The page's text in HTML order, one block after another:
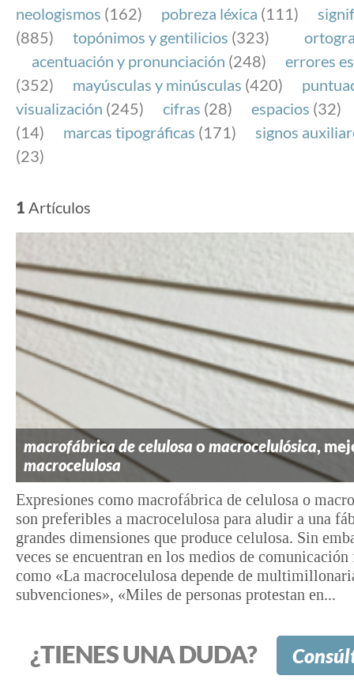
neologismos (162) pobreza léxica (111)
(885)
topónimos y gentilicios (323)
acentuación y pronunciación (248)
errores
(352)
mayúsculas y minúsculas (420)
visualización (245) cifras (28) espacios (32)
(14)
marcas tipográficas (171)
signos
(23)
1 Artículos
macrofábrica de celulosa o macrocelulósica,
macrocelulosa
Expresiones como macrofábrica de celulosa o
son preferibles a macrocelulosa para aludir a una
grandes dimensiones que produce celulosa. Sin
veces se encuentran en los medios de comunicación
como «La macrocelulosa depende de
subvenciones», «Miles de personas protestan en...
¿TIENES UNA DUDA?